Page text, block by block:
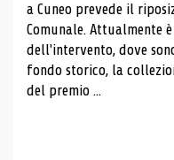
a Cuneo prevede il
Comunale.
dell'intervento, dove
fondo storico, la
del premio ...